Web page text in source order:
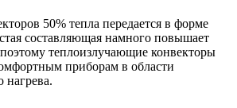
50% тепла передается в форме
составляющая намного повышает
теплоизлучающие конвекторы
приборам в области
нагрева.